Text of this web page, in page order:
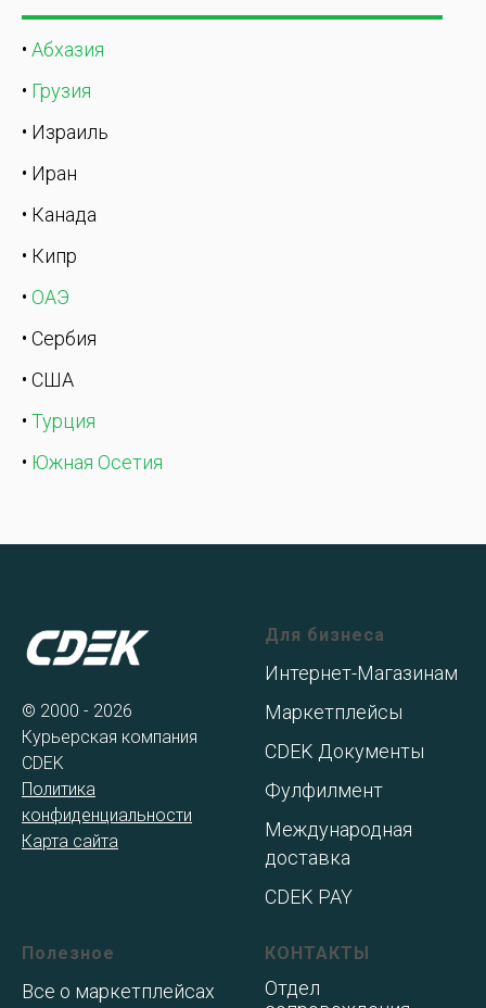
• Абхазия
• Грузия
• Израиль
• Иран
• Канада
• Кипр
• ОАЭ
• Сербия
• США
• Турция
• Южная Осетия
© 2000 - 2026
Курьерская компания
CDEK
Политика
конфиденциальности
Карта сайта
Для бизнеса
Интернет-Магазинам
Маркетплейсы
CDEK Документы
Фулфилмент
Международная
доставка
CDEK PAY
Полезное
Все о маркетплейсах
КОНТАКТЫ
Отдел